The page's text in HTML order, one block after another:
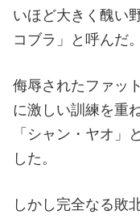
いほど大きく醜い
コブラ」と呼んだ。
侮辱されたファッ
に激しい訓練を重
「シャン・ヤオ」
した。
しかし完全なる敗